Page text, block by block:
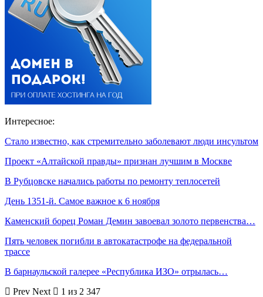
Интересное:
Стало известно, как стремительно заболевают люди инсультом
Проект «Алтайской правды» признан лучшим в Москве
В Рубцовске начались работы по ремонту теплосетей
День 1351-й. Самое важное к 6 ноября
Каменский борец Роман Демин завоевал золото первенства…
Пять человек погибли в автокатастрофе на федеральной
трассе
В барнаульской галерее «Республика ИЗО» отрылась…
Prev Next
1 из 2 347